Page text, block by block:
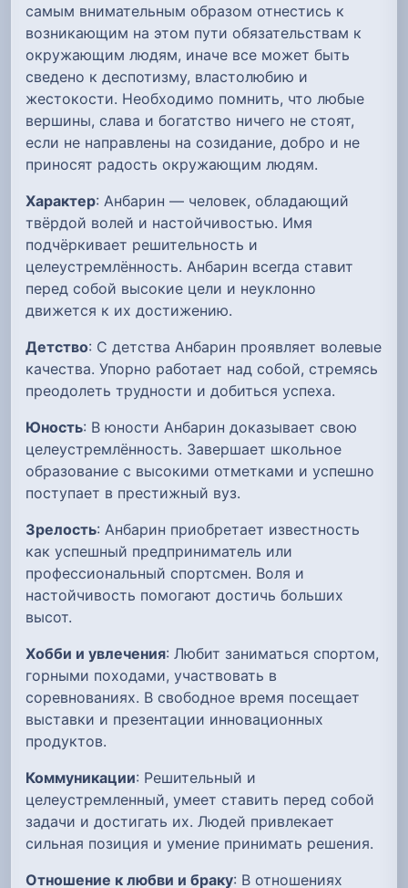
самым внимательным образом отнестись к
возникающим на этом пути обязательствам к
окружающим людям, иначе все может быть
сведено к деспотизму, властолюбию и
жестокости. Необходимо помнить, что любые
вершины, слава и богатство ничего не стоят,
если не направлены на созидание, добро и не
приносят радость окружающим людям.
Характер: Анбарин — человек, обладающий
твёрдой волей и настойчивостью. Имя
подчёркивает решительность и
целеустремлённость. Анбарин всегда ставит
перед собой высокие цели и неуклонно
движется к их достижению.
Детство: С детства Анбарин проявляет волевые
качества. Упорно работает над собой, стремясь
преодолеть трудности и добиться успеха.
Юность: В юности Анбарин доказывает свою
целеустремлённость. Завершает школьное
образование с высокими отметками и успешно
поступает в престижный вуз.
Зрелость: Анбарин приобретает известность
как успешный предприниматель или
профессиональный спортсмен. Воля и
настойчивость помогают достичь больших
высот.
Хобби и увлечения: Любит заниматься спортом,
горными походами, участвовать в
соревнованиях. В свободное время посещает
выставки и презентации инновационных
продуктов.
Коммуникации: Решительный и
целеустремленный, умеет ставить перед собой
задачи и достигать их. Людей привлекает
сильная позиция и умение принимать решения.
Отношение к любви и браку: В отношениях